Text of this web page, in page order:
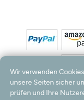
*Alle Preise inkl. MwSt. und
Wir verwenden
unsere Seiten sicher
prüfen und Ihre